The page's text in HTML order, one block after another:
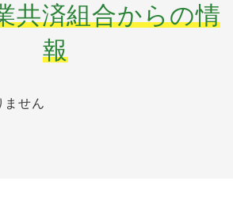
共済組合からの情
報
ません